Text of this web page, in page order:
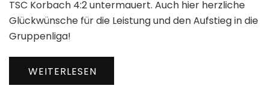
TSC Korbach 4:2 untermauert. Auch hier herzliche
Glückwünsche für die Leistung und den Aufstieg in die
Gruppenliga!
WEITERLESEN